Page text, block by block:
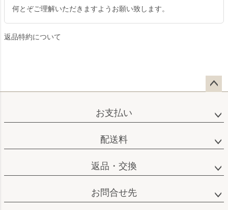
何とぞご理解いただきますようお願い致します。
返品特約について
ップ
お支払い
配送料
返品・交換
お問合せ先